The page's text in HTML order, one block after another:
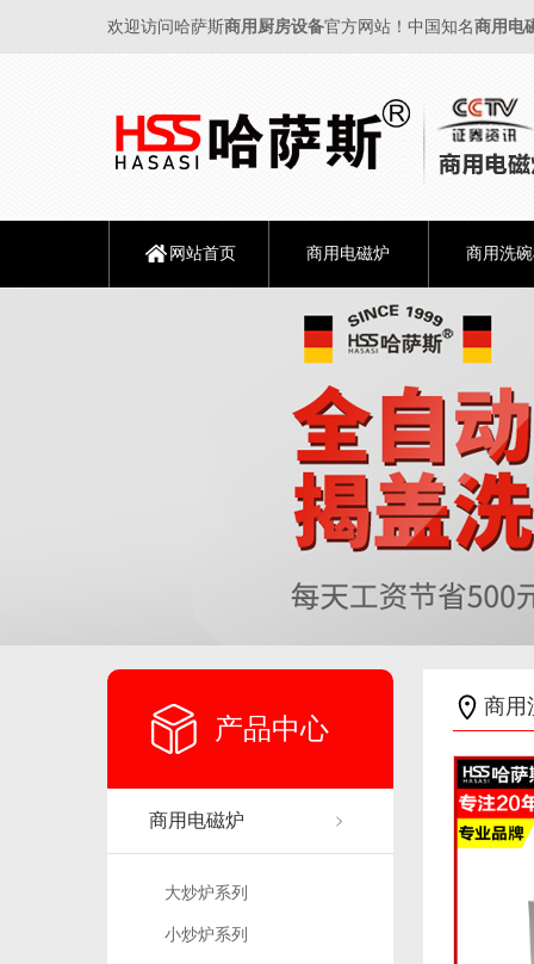
欢迎访问哈萨斯商用厨房设备官方网站！中国知名商用电
网站首页 商用电磁炉 商用洗
产品中心
商用电磁炉
大炒炉系列
小炒炉系列
商用